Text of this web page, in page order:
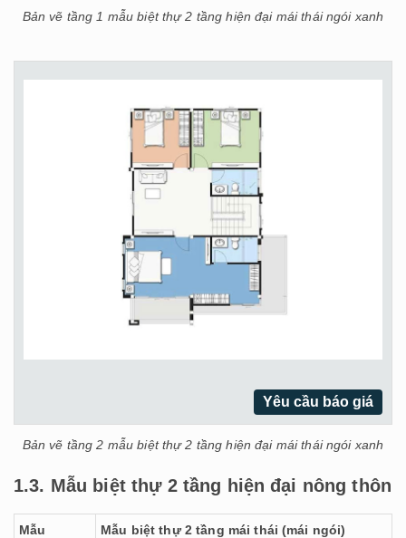
Bản vẽ tầng 1 mẫu biệt thự 2 tầng hiện đại mái thái ngói xanh
Yêu cầu báo giá
Bản vẽ tầng 2 mẫu biệt thự 2 tầng hiện đại mái thái ngói xanh
1.3. Mẫu biệt thự 2 tầng hiện đại nông thôn
Mẫu Mẫu biệt thự 2 tầng mái thái (mái ngói)